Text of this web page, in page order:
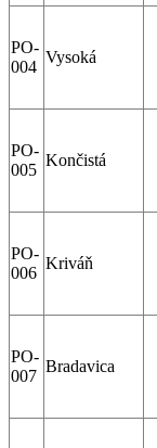
PO-
004
Vysoká
PO-
005
Končistá
PO-
006
Kriváň
PO-
007
Bradavica